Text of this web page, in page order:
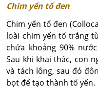
Chim yến tổ đen
Chim yến tổ đen
loài chim yến tổ trắng
chứa khoảng 90%
Sau khi khai thác, con
và tách lông, sau đó
bọt để tạo thành tổ yến.